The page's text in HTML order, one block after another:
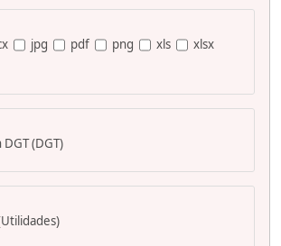
jpg pdf png xls
xlsx
(DGT)